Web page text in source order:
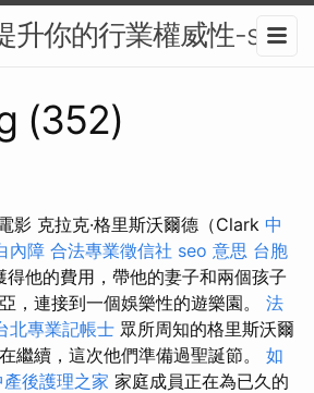
升你的行業權威性-seo
(352)
影 克拉克·格里斯沃爾德（Clark 中
內障 合法專業徵信社 seo 意思 台胞
他的費用，帶他的妻子和兩個孩子
，連接到一個娛樂性的遊樂園。 法
北專業記帳士 眾所周知的格里斯沃爾
繼續，這次他們準備過聖誕節。 如
產後護理之家 家庭成員正在為已久的